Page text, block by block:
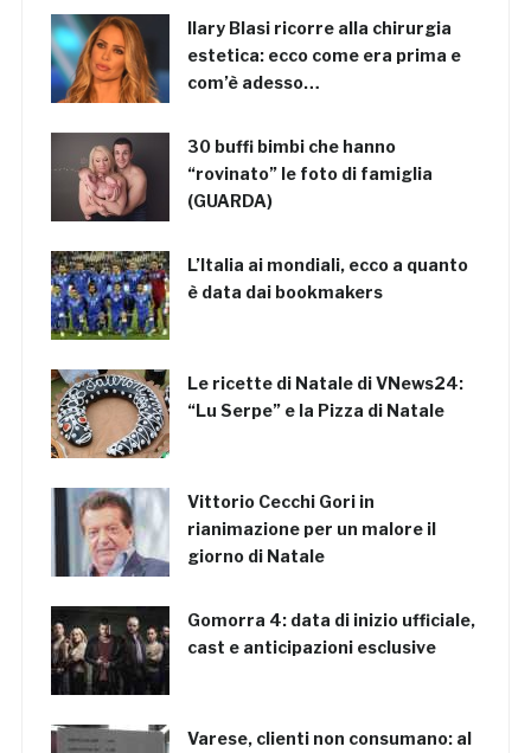
Ilary Blasi ricorre alla chirurgia
estetica: ecco come era prima e
com’è adesso…
30 buffi bimbi che hanno
“rovinato” le foto di famiglia
(GUARDA)
L’Italia ai mondiali, ecco a quanto
è data dai bookmakers
Le ricette di Natale di VNews24:
“Lu Serpe” e la Pizza di Natale
Vittorio Cecchi Gori in
rianimazione per un malore il
giorno di Natale
Gomorra 4: data di inizio ufficiale,
cast e anticipazioni esclusive
Varese, clienti non consumano: al